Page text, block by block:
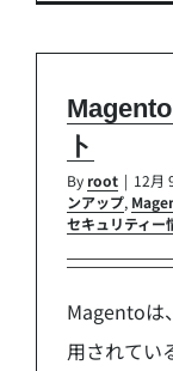
ト
By root | 12月
ンアップ,
セキュリティー
Magentoは
用されてい